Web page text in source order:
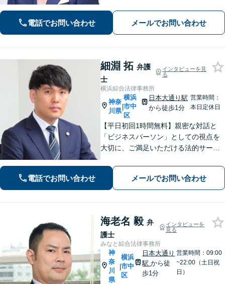
問題／企業法務／労働トラブルを中心
に法人・個人問わず承ります【顧問先
企業多数あり】【土日祝対応可】【関
内4分】
電話でお問い合わせ メールでお問い合わせ
細淵 拓 弁護
士
インタビューを見
る
横浜綜合法律事務所
神奈
川県
|
横浜
市中
区
日本大通り駅
から徒歩1分
営業時間：
本日定休日
【平日初回1時間無料】親密な対話と
「ビジネスパーソン」としての視点を
大切に、ご満足いただける法的サービ
続、企業法務から個人の身近なトラブ
ルまで、お気軽にご相談ください。
電話でお問い合わせ メールでお問い合わせ
海老名 毅 弁
護士
インタビューを
見る
みなと綜合法律事務所
神
奈
川
県
|
横浜
市中
区
日本大通り
駅から徒
歩1分
営業時間：09:00
~22:00（土日祝
日）